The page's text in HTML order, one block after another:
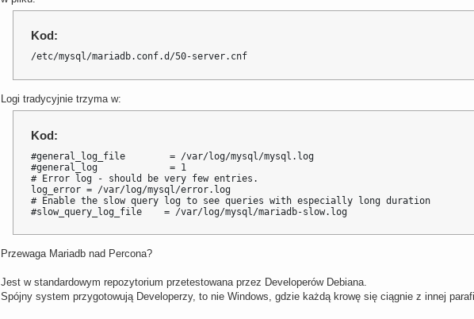
Kod:
/etc/mysql/mariadb.conf.d/50-server.cnf
Logi tradycyjnie trzyma w:
Kod:
#general_log_file        = /var/log/mysql/mysql.log
#general_log             = 1
# Error log - should be very few entries.
log_error = /var/log/mysql/error.log
# Enable the slow query log to see queries with especially long duration
#slow_query_log_file    = /var/log/mysql/mariadb-slow.log
Przewaga Mariadb nad Percona?
Jest w standardowym repozytorium przetestowana przez Developerów Debiana.
Spójny system przygotowują Developerzy, to nie Windows, gdzie każdą krowę się ciągnie z innej